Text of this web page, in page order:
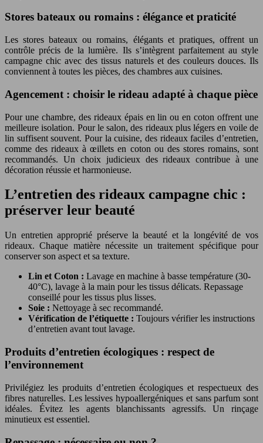
Stores bateaux ou romains : élégance et praticité
Les stores bateaux ou romains, élégants et pratiques, offrent un
contrôle précis de la lumière. Ils s’intègrent parfaitement au style
campagne chic avec des tissus naturels et des couleurs douces. Ils
conviennent à toutes les pièces, des chambres aux cuisines.
Agencement : choisir le rideau adapté à chaque pièce
Pour une chambre, des rideaux épais en lin ou en coton offrent une
meilleure isolation. Pour le salon, des rideaux plus légers en voile de
lin suffisent souvent. Pour la cuisine, des rideaux faciles d’entretien,
comme des rideaux à œillets en coton ou des stores romains, sont
recommandés. Un choix judicieux des rideaux contribue à une
décoration réussie et harmonieuse.
L’entretien des rideaux campagne chic :
préserver leur beauté
Un entretien approprié préserve la beauté et la longévité de vos
rideaux. Chaque matière nécessite un traitement spécifique pour
conserver son aspect et sa texture.
Lin et Coton : Lavage en machine à basse température (30-
40°C), lavage à la main pour les tissus délicats. Repassage
conseillé pour les tissus plus lisses.
Soie : Nettoyage à sec recommandé.
Vérification de l’étiquette : Toujours vérifier les instructions
d’entretien avant tout lavage.
Produits d’entretien écologiques : respect de
l’environnement
Privilégiez les produits d’entretien écologiques et respectueux des
fibres naturelles. Les lessives hypoallergéniques et sans parfum sont
idéales. Évitez les agents blanchissants agressifs. Un rinçage
minutieux est essentiel.